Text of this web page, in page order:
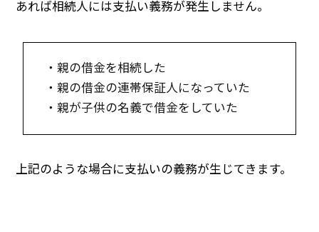
あれば相続人には支払い義務が発生しません。
・親の借金を相続した
・親の借金の連帯保証人になっていた
・親が子供の名義で借金をしていた
上記のような場合に支払いの義務が生じてきます。